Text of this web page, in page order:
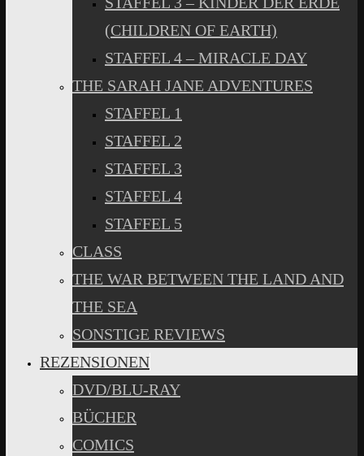
(CHILDREN OF EARTH)
STAFFEL 4 – MIRACLE DAY
THE SARAH JANE ADVENTURES
STAFFEL 1
STAFFEL 2
STAFFEL 3
STAFFEL 4
STAFFEL 5
CLASS
THE WAR BETWEEN THE LAND AND
THE SEA
SONSTIGE REVIEWS
REZENSIONEN
DVD/BLU-RAY
BÜCHER
COMICS